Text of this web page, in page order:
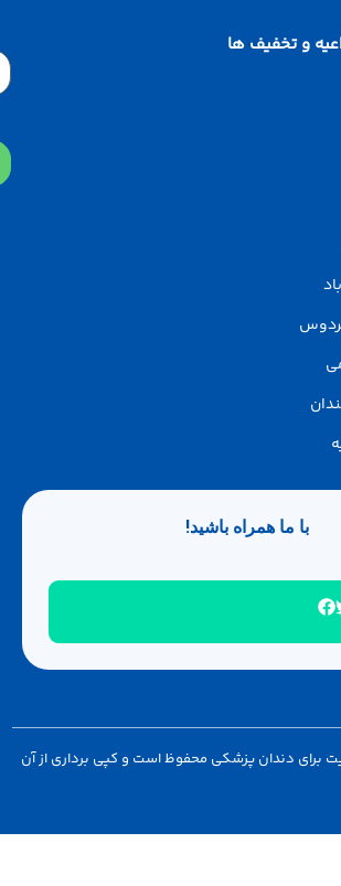
و تخفیف ها
با ما همراه باشید!
دندان پزشکی محفوظ است و کپی برداری از آن